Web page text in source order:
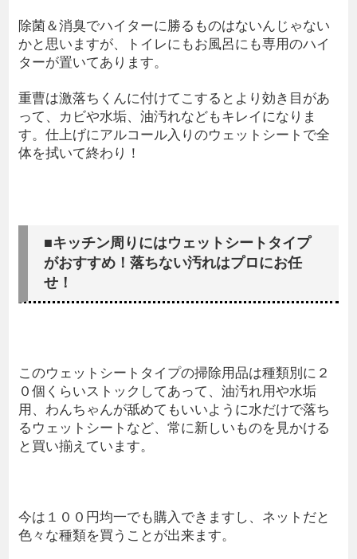
除菌＆消臭でハイターに勝るものはないんじゃない
かと思いますが、トイレにもお風呂にも専用のハイ
ターが置いてあります。
重曹は激落ちくんに付けてこするとより効き目があ
って、カビや水垢、油汚れなどもキレイになりま
す。仕上げにアルコール入りのウェットシートで全
体を拭いて終わり！
■キッチン周りにはウェットシートタイプ
がおすすめ！落ちない汚れはプロにお任
せ！
このウェットシートタイプの掃除用品は種類別に２
０個くらいストックしてあって、油汚れ用や水垢
用、わんちゃんが舐めてもいいように水だけで落ち
るウェットシートなど、常に新しいものを見かける
と買い揃えています。
今は１００円均一でも購入できますし、ネットだと
色々な種類を買うことが出来ます。